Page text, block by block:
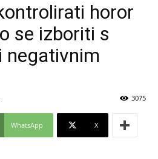
horor
se izboriti s
negativnim
3075
WhatsApp X